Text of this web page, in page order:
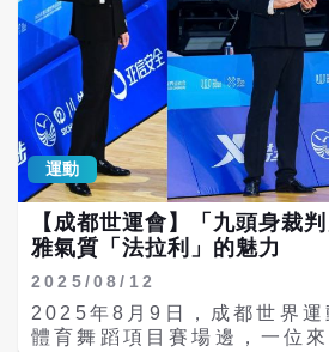
運動
【成都世運會】「九頭身裁
雅氣質「法拉利」的魅力
2025/08/12
2025年8月9日，成都世界運
體育舞蹈項目賽場邊，一位